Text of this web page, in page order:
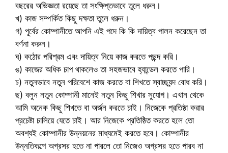
বছরের অভিজ্ঞতা রয়েছে তা সংক্ষিপ্তভাবে তুলে ধরুন।
খ) কাজ সম্পর্কিত কিছু দক্ষতা তুলে ধরুন।
গ) পূর্বের কোম্পানীতে আপনি এই পদে কি কি দায়িত্ব পালন করেছেন তা
বর্ণনা করুন।
ঘ) কঠোর পরিশ্রম এবং দায়িত্ব নিয়ে কাজ করতে পছন্দ করি।
ঙ) কাজের অধিক চাপ থাকলেও তা সহজভাবে হ্যান্ডেল করতে পারি।
চ) নতুনভাবে নতুন পরিবেশে কাজ করতে বা শিখতে স্বাচ্ছ্যন্দ বোধ করি।
ছ) বলুন নতুন কোম্পানী মানেই নতুন কিছু শিখার সুযোগ। এখান থেকে
আমি অনেক কিছু শিখতে বা অর্জন করতে চাই। নিজেকে প্রতিষ্ঠা করার
প্রচেষ্টা চালিয়ে যেতে চাই। আর নিজেকে প্রতিষ্ঠিত করতে হলে তো
অবশ্যই কোম্পানীর উন্নয়নের মাধ্যমেই করতে হবে। কোম্পানীর
উন্নতিকল্পে অগ্রসর হতে না পারলে তো নিজেও অগ্রসর হতে পারব না